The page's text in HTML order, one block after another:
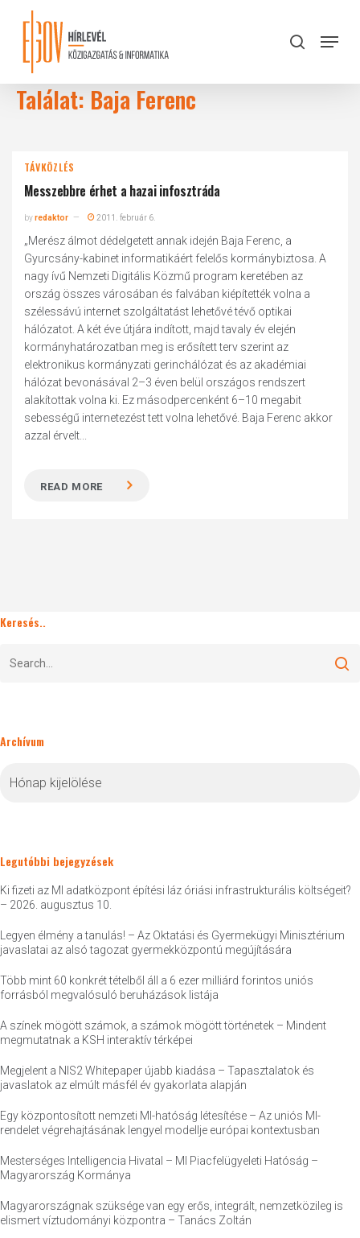
content
search
Menu
Találat: Baja Ferenc
TÁVKÖZLÉS
Messzebbre érhet a hazai infosztráda
byredaktor 2011. február 6.
„Merész álmot dédelgetett annak idején Baja Ferenc, a
Gyurcsány-kabinet informatikáért felelős kormánybiztosa. A
nagy ívű Nemzeti Digitális Közmű program keretében az
ország összes városában és falvában kiépítették volna a
szélessávú internet szolgáltatást lehetővé tévő optikai
hálózatot. A két éve útjára indított, majd tavaly év elején
kormányhatározatban meg is erősített terv szerint az
elektronikus kormányzati gerinchálózat és az akadémiai
hálózat bevonásával 2–3 éven belül országos rendszert
alakítottak volna ki. Ez másodpercenként 6–10 megabit
sebességű internetezést tett volna lehetővé. Baja Ferenc akkor
azzal érvelt...
READ MORE
Keresés..
Archívum
Legutóbbi bejegyzések
Ki fizeti az MI adatközpont építési láz óriási infrastrukturális költségeit?
– 2026. augusztus 10.
Legyen élmény a tanulás! – Az Oktatási és Gyermekügyi Minisztérium
javaslatai az alsó tagozat gyermekközpontú megújítására
Több mint 60 konkrét tételből áll a 6 ezer milliárd forintos uniós
forrásból megvalósuló beruházások listája
A színek mögött számok, a számok mögött történetek – Mindent
megmutatnak a KSH interaktív térképei
Megjelent a NIS2 Whitepaper újabb kiadása – Tapasztalatok és
javaslatok az elmúlt másfél év gyakorlata alapján
Egy központosított nemzeti MI-hatóság létesítése – Az uniós MI-
rendelet végrehajtásának lengyel modellje európai kontextusban
Mesterséges Intelligencia Hivatal – MI Piacfelügyeleti Hatóság –
Magyarország Kormánya
Magyarországnak szüksége van egy erős, integrált, nemzetközileg is
elismert víztudományi központra – Tanács Zoltán
Close